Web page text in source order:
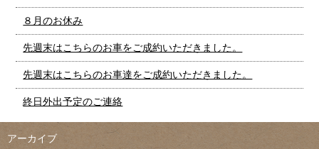
８月のお休み
先週末はこちらのお車をご成約いただきました。
先週末はこちらのお車達をご成約いただきました。
終日外出予定のご連絡
アーカイブ